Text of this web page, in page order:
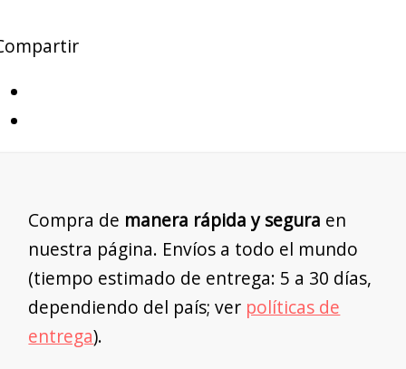
Compra de manera rápida y segura en
nuestra página. Envíos a todo el mundo
(tiempo estimado de entrega: 5 a 30 días,
dependiendo del país; ver políticas de
entrega).